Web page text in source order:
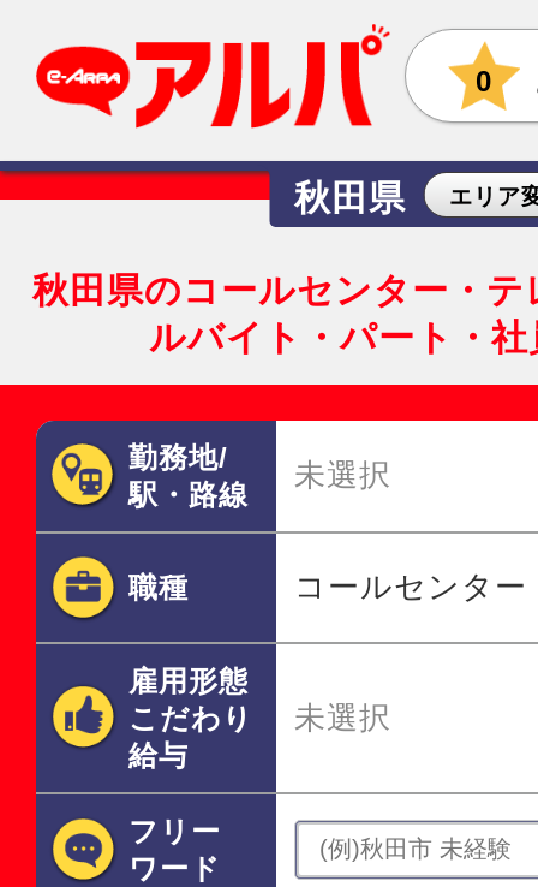
0
秋田県 エリア
秋田県のコールセンター・
ルバイト・パート・
勤務地/
駅・路線
未選択
職種 コールセンタ
雇用形態
こだわり
給与
未選択
フリー
ワード